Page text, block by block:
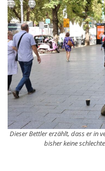
Dieser Bettler erzählt, dass er in
bisher keine